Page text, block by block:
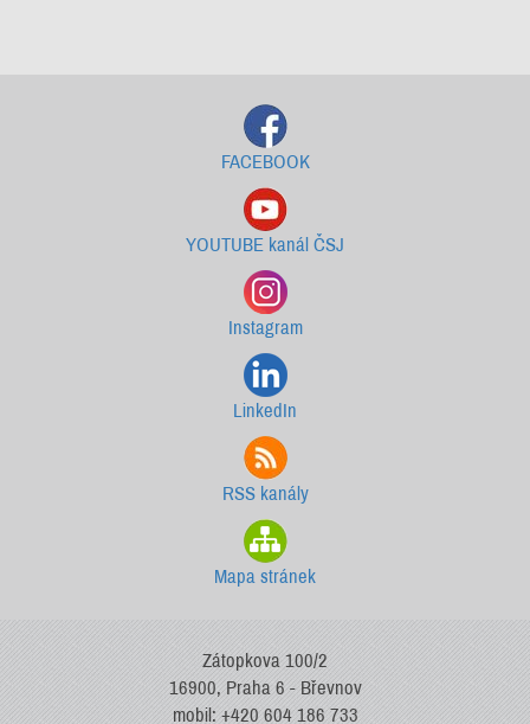
FACEBOOK
YOUTUBE kanál ČSJ
Instagram
LinkedIn
RSS kanály
Mapa stránek
Zátopkova 100/2
16900, Praha 6 - Břevnov
mobil: +420 604 186 733